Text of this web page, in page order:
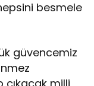
besmele
güvencemiz